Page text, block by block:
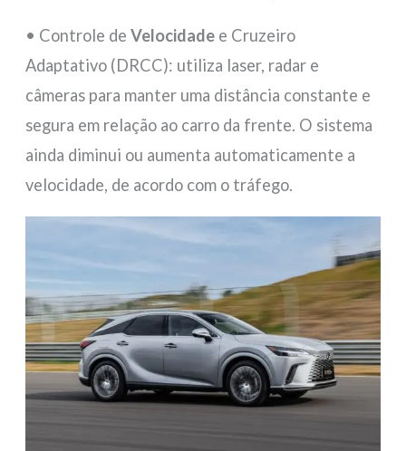
• Controle deVelocidade e Cruzeiro
Adaptativo (DRCC): utiliza laser, radar e
câmeras para manter uma distância constante e
segura em relação ao carro da frente. O sistema
ainda diminui ou aumenta automaticamente a
velocidade, de acordo com o tráfego.